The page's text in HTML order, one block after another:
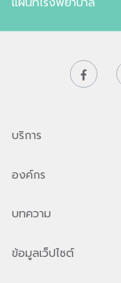
บริการ
องค์กร
บทความ
ข้อมูลเว็ปไซต์